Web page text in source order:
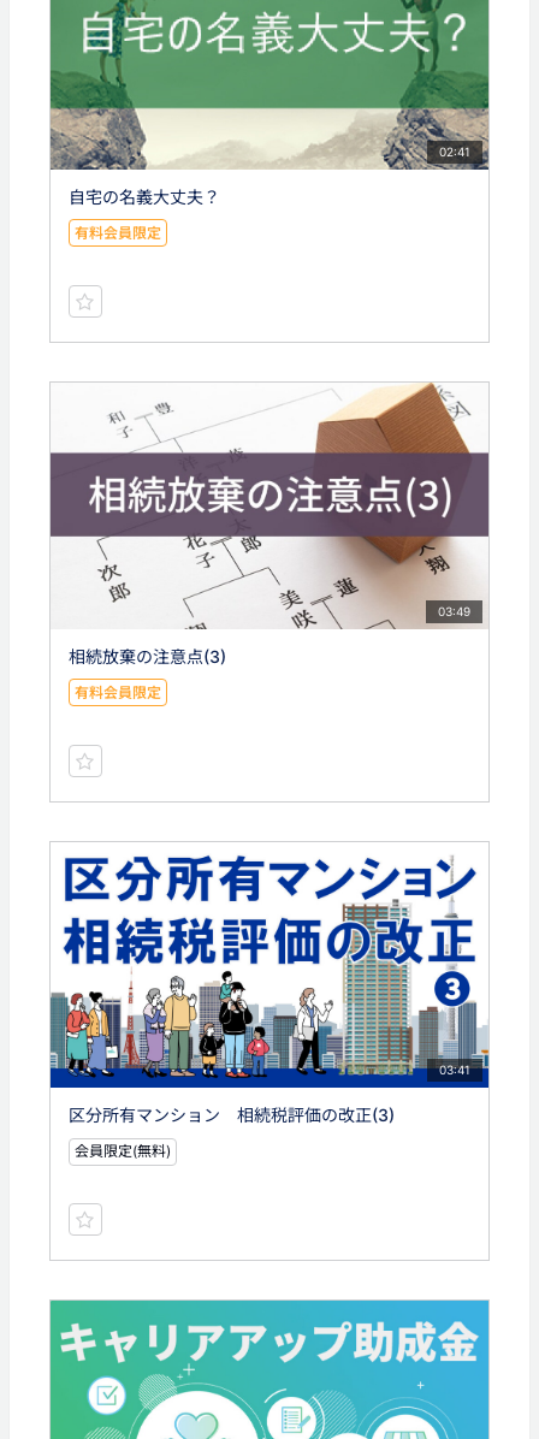
02:41
自宅の名義大丈夫？
有料会員限定
03:49
相続放棄の注意点(3)
有料会員限定
03:41
区分所有マンション 相続税評価の改正(3)
会員限定(無料)